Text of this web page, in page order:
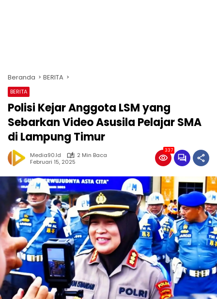
Beranda BERITA
BERITA
Polisi Kejar Anggota LSM yang
Sebarkan Video Asusila Pelajar SMA
di Lampung Timur
Media90.id
2 Min Baca
Februari 15, 2025
337